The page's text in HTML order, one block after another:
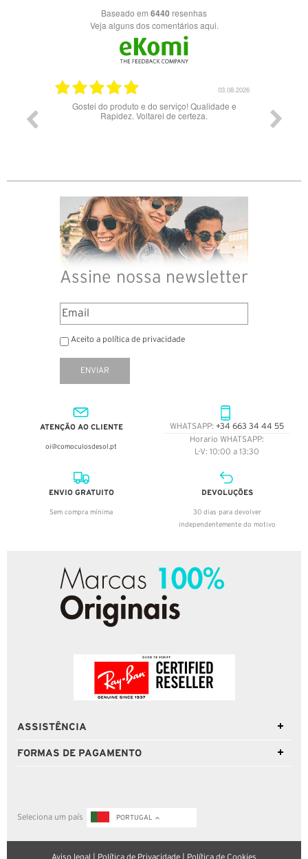
Baseado em 6440 resenhas
Veja alguns dos comentários aqui.
03.08.2026
Gostei do produto e do serviço! Qualidade e
Rapidez. Voltarei de certeza.
Assine nossa newsletter
Aceito a política de privacidade
ENVIAR
ATENÇÃO AO CLIENTE
oi@comoculosdesol.pt
WHATSAPP: +34 663 34 44 55
Horario WHATSAPP:
L-V: 10:00 a 13:30
ENVIO GRATUITO
Sem compra mínima
DEVOLUÇÕES
30 dias para devolver
independentemente do motivo
ASSISTÊNCIA
FORMAS DE PAGAMENTO
Seleciona um país PORTUGAL
Aviso legal Política de Privacidade Política de Cookies